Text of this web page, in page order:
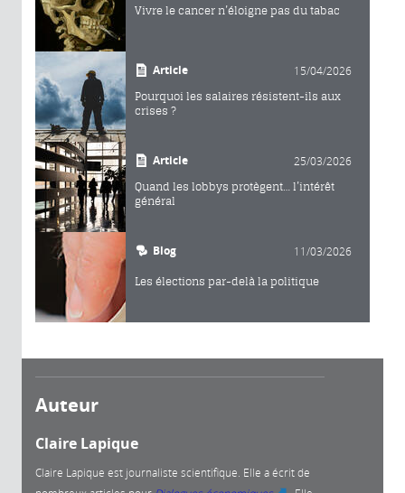
Vivre le cancer n’éloigne pas du tabac
Article 15/04/2026
Pourquoi les salaires résistent-ils aux
crises ?
Article 25/03/2026
Quand les lobbys protègent… l’intérêt
général
Blog 11/03/2026
Les élections par-delà la politique
Auteur
Claire Lapique
Claire Lapique est journaliste scientifique. Elle a écrit de